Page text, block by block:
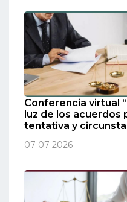
Conferencia virtual
luz de los acuerdos
tentativa y
07-07-2026